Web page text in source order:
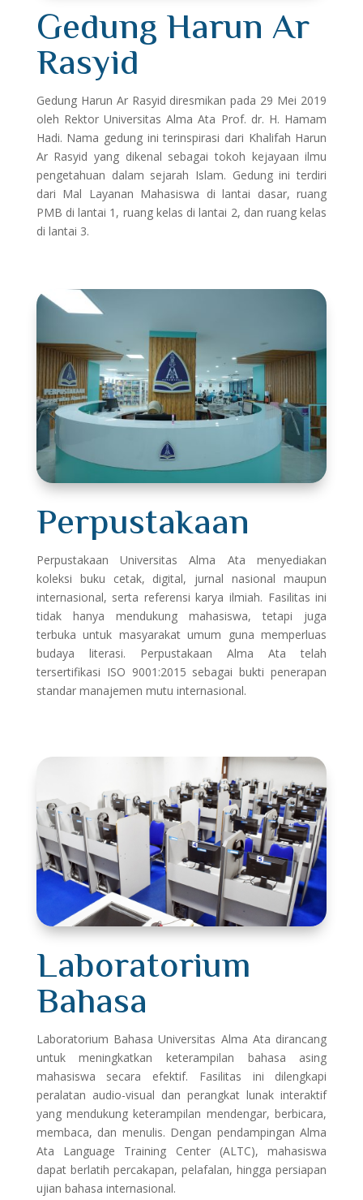
Gedung Harun Ar
Rasyid
Gedung Harun Ar Rasyid diresmikan pada 29 Mei 2019
oleh Rektor Universitas Alma Ata Prof. dr. H. Hamam
Hadi. Nama gedung ini terinspirasi dari Khalifah Harun
Ar Rasyid yang dikenal sebagai tokoh kejayaan ilmu
pengetahuan dalam sejarah Islam. Gedung ini terdiri
dari Mal Layanan Mahasiswa di lantai dasar, ruang
PMB di lantai 1, ruang kelas di lantai 2, dan ruang kelas
di lantai 3.
Perpustakaan
Perpustakaan Universitas Alma Ata menyediakan
koleksi buku cetak, digital, jurnal nasional maupun
internasional, serta referensi karya ilmiah. Fasilitas ini
tidak hanya mendukung mahasiswa, tetapi juga
terbuka untuk masyarakat umum guna memperluas
budaya literasi. Perpustakaan Alma Ata telah
tersertifikasi ISO 9001:2015 sebagai bukti penerapan
standar manajemen mutu internasional.
Laboratorium
Bahasa
Laboratorium Bahasa Universitas Alma Ata dirancang
untuk meningkatkan keterampilan bahasa asing
mahasiswa secara efektif. Fasilitas ini dilengkapi
peralatan audio-visual dan perangkat lunak interaktif
yang mendukung keterampilan mendengar, berbicara,
membaca, dan menulis. Dengan pendampingan Alma
Ata Language Training Center (ALTC), mahasiswa
dapat berlatih percakapan, pelafalan, hingga persiapan
ujian bahasa internasional.